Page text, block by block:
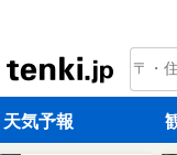
天気予報